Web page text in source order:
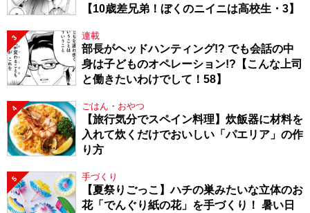
【10歳差兄弟！ぼくのニイニは高校生・3】
3 連載
部長がヘッドハンティング!? でも会話の中
身は子どものオペレーション!?【こんな上司
と働きたいわけでして！58】
4 ごはん・おやつ
【旅行気分でスペイン料理】炊飯器に材料を
入れて炊くだけでおいしい「パエリア」の作
り方
5 手づくり
【夏祭りごっこ】ハチの巣みたいな立体のお
花「でんぐり紙の花」を手づくり！ 暑い日